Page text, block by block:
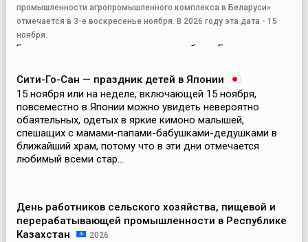
промышленности агропромышленного комплекса в Беларуси»
отмечается в 3-е воскресенье ноября. В 2026 году эта дата - 15
ноября.
Ежегодно в третье воскресенье ноября в Беларуси
работников сельского хозяйства и перерабатывающей
промышленности агропромышленного комплекса (АПК),
установленный Указом Президента Республики
Беларусь от 10 ...
Сити-Го-Сан — праздник детей в Японии
15 ноября или на неделе, включающей 15 ноября,
повсеместно в Японии можно увидеть невероятно
обаятельных, одетых в яркие кимоно малышей,
спешащих с мамами-папами-бабушками-дедушками в
ближайший храм, потому что в эти дни отмечается
любимый всеми стар...
День работников сельского хозяйства, пищевой и
перерабатывающей промышленности в Республике
Казахстан
2026